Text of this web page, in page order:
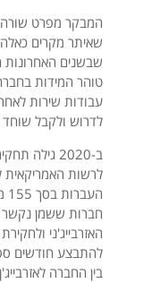
המבקר מפרט שורה
שאיתר מקרים
שבשנים
עבודות שירות
לדרוש ולקבל שוחד
ב-2020
לרשות
חברות ששמן נקשר
האזרבייג'ני
להתבצע חודשים
בין החברה